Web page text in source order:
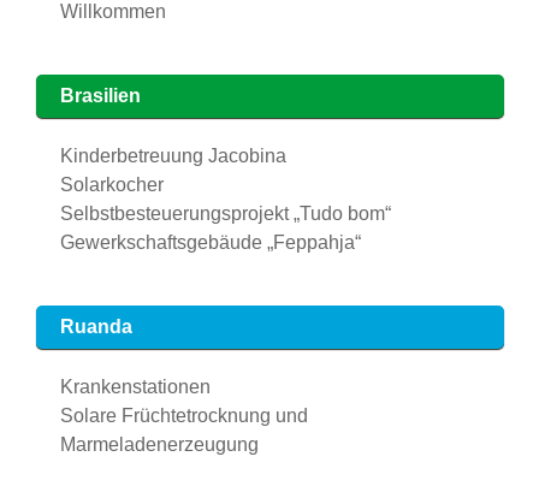
Willkommen
Brasilien
Kinderbetreuung Jacobina
Solarkocher
Selbstbesteuerungsprojekt „Tudo bom“
Gewerkschaftsgebäude „Feppahja“
Ruanda
Krankenstationen
Solare Früchtetrocknung und
Marmeladenerzeugung